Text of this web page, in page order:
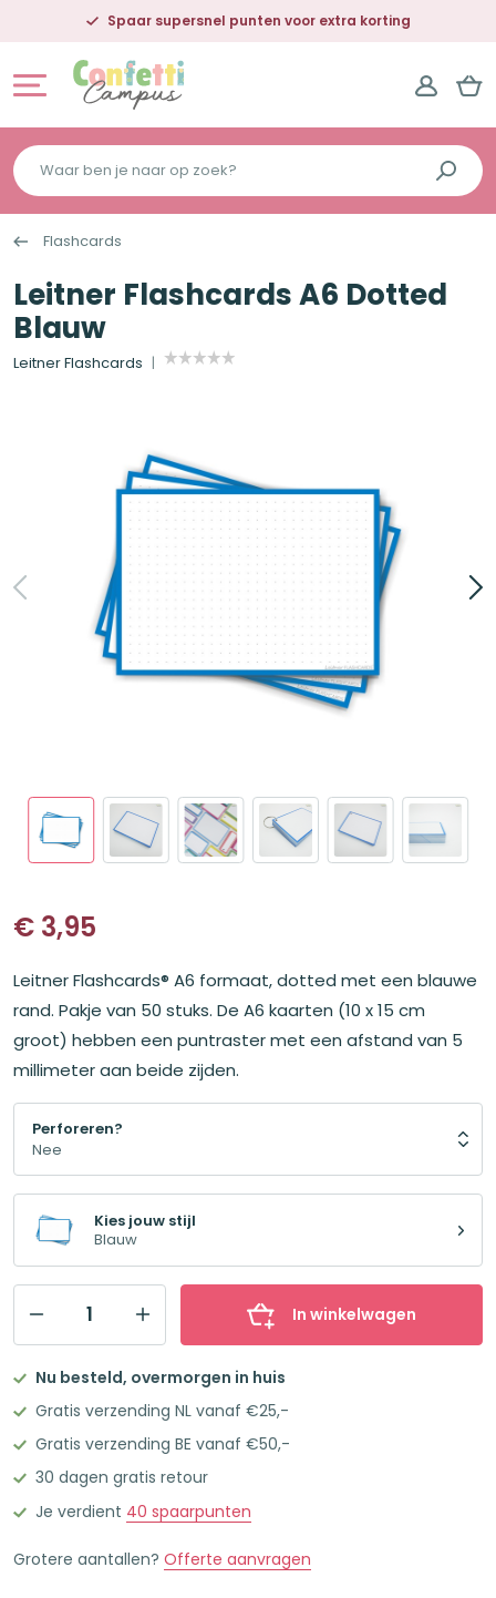
Spaar supersnel punten voor extra korting
Waar
ben
je
naar
op
zoek?
Flashcards
Leitner Flashcards A6 Dotted
Blauw
Leitner Flashcards
€ 3,95
Leitner Flashcards® A6 formaat, dotted met een blauwe
rand. Pakje van 50 stuks. De A6 kaarten (10 x 15 cm
groot) hebben een puntraster met een afstand van 5
millimeter aan beide zijden.
Perforeren?
Kies jouw stijl
Blauw
A6
Dotted
Blauw
aantal
In winkelwagen
Nu besteld, overmorgen in huis
Gratis verzending NL vanaf €25,-
Gratis verzending BE vanaf €50,-
30 dagen gratis retour
Je verdient 40 spaarpunten
Grotere aantallen? Offerte aanvragen